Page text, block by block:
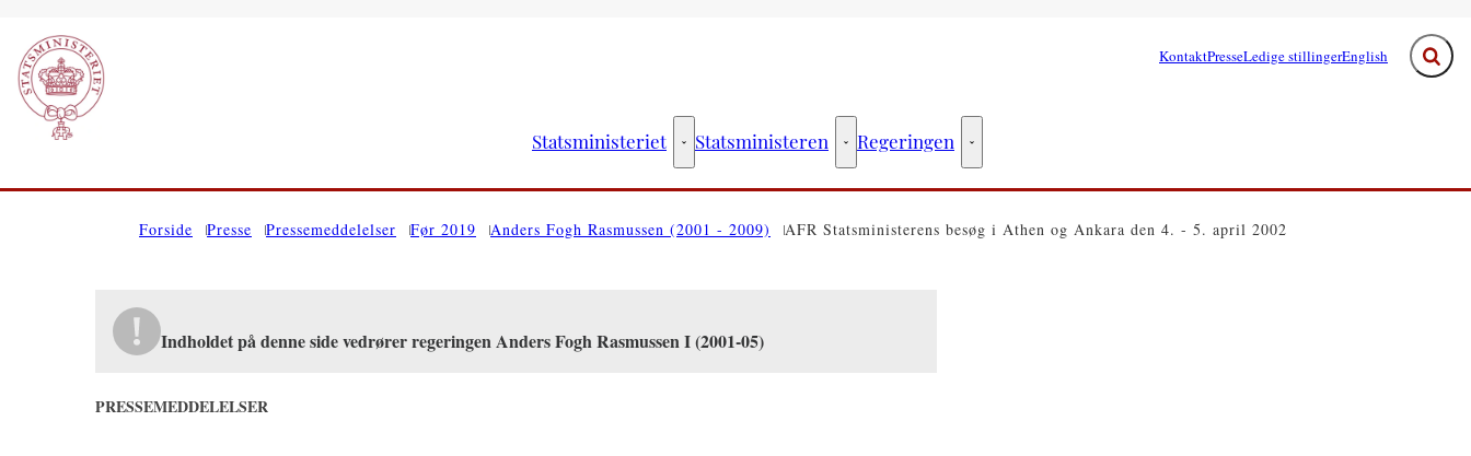
KontaktPresseLedige stillingerEnglish Fold
Statsministeriet Statsministeriet - Flere links
Statsministeren Statsministeren - Flere links
Regeringen Regeringen - Flere links
Forside Presse Pressemeddelelser Før 2019 Anders Fogh Rasmussen (2001 - 2009) AFR Statsministerens besøg i Athen og Ankara den 4. - 5. april 2002
Indholdet på denne side vedrører regeringen Anders Fogh Rasmussen I (2001-05)
PRESSEMEDDELELSER